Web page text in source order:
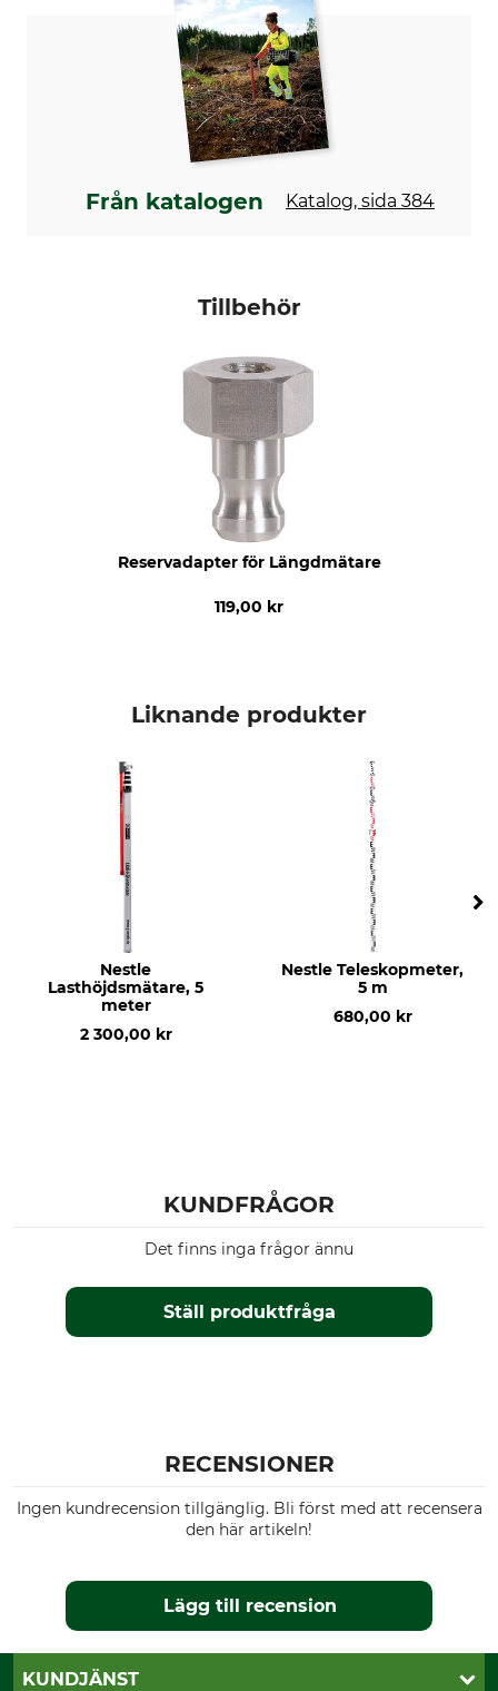
Från katalogen Katalog, sida 384
Tillbehör
Reservadapter för Längdmätare
119,00 kr
Liknande produkter
Nestle
Lasthöjdsmätare, 5
meter
2 300,00 kr
Nestle Teleskopmeter,
5 m
680,00 kr
KUNDFRÅGOR
Ställ produktfråga
Det finns inga frågor ännu
RECENSIONER
Ingen kundrecension tillgänglig. Bli först med att recensera
den här artikeln!
Lägg till recension
KUNDJÄNST